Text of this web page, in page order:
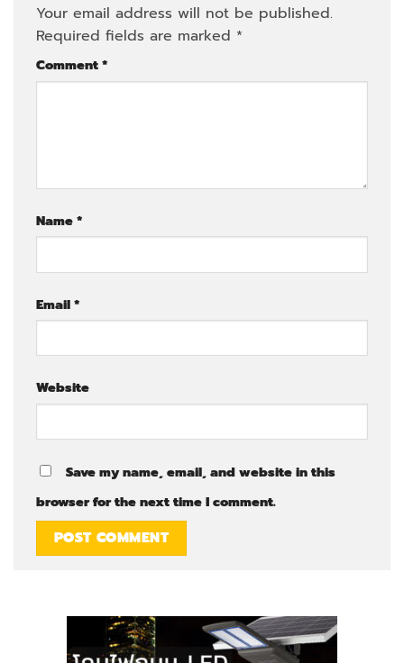
Your email address will not be published.
Required fields are marked *
Comment*
Name*
Email*
Website
Save my name, email, and website in this
browser for the next time I comment.